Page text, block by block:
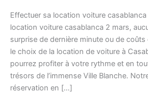
Effectuer sa location voiture
location voiture casablanca 2 mars,
surprise de dernière minute ou de
le choix de la location de voiture à
pourrez profiter à votre rythme et en
trésors de l’immense Ville Blanche.
réservation en […]